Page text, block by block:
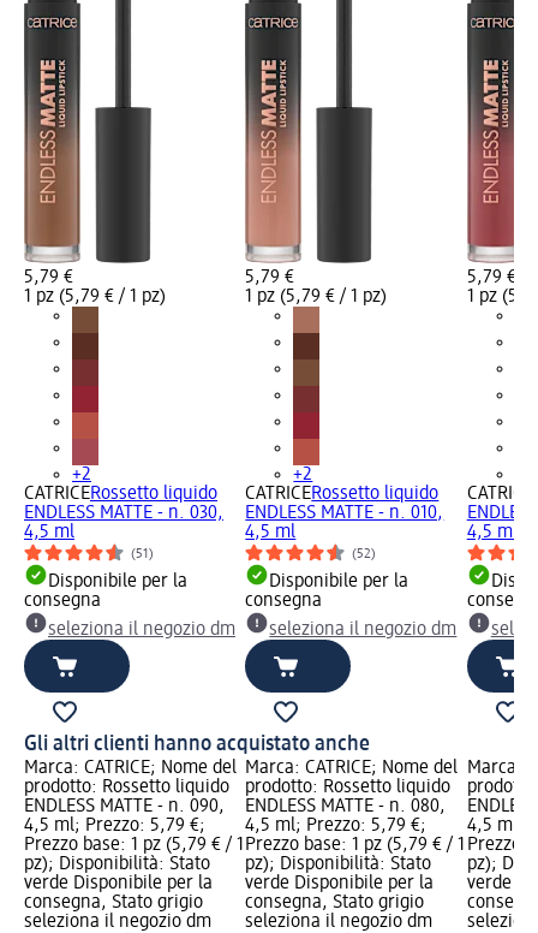
5,79 €
1 pz (5,79 € / 1 pz)
+2
CATRICERossetto liquido
ENDLESS MATTE - n. 030,
4,5 ml
(51)
Disponibile per la
consegna
seleziona il negozio dm
5,79 €
1 pz (5,79 € / 1 pz)
+2
CATRICERossetto liquido
ENDLESS MATTE - n. 010,
4,5 ml
(52)
Disponibile per la
consegna
seleziona il negozio dm
5,79 €
1 pz
CATRICE
4,5 ml
Gli altri clienti hanno acquistato anche
Marca: CATRICE; Nome del
prodotto: Rossetto liquido
ENDLESS MATTE - n. 090,
4,5 ml; Prezzo: 5,79 €;
Prezzo base: 1 pz (5,79 € / 1
pz); Disponibilità: Stato
verde Disponibile per la
consegna, Stato grigio
seleziona il negozio dm
Marca: CATRICE; Nome del
prodotto: Rossetto liquido
ENDLESS MATTE - n. 080,
4,5 ml; Prezzo: 5,79 €;
Prezzo base: 1 pz (5,79 € / 1
pz); Disponibilità: Stato
verde Disponibile per la
consegna, Stato grigio
seleziona il negozio dm
Marca:
4,5 ml;
Prezzo
pz);
verde